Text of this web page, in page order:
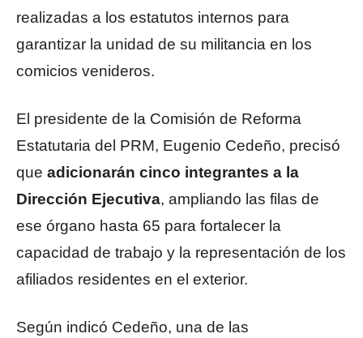
realizadas a los estatutos internos para
garantizar la unidad de su militancia en los
comicios venideros.
El presidente de la Comisión de Reforma
Estatutaria del PRM, Eugenio Cedeño, precisó
que adicionarán cinco integrantes a la
Dirección Ejecutiva, ampliando las filas de
ese órgano hasta 65 para fortalecer la
capacidad de trabajo y la representación de los
afiliados residentes en el exterior.
Según indicó Cedeño, una de las